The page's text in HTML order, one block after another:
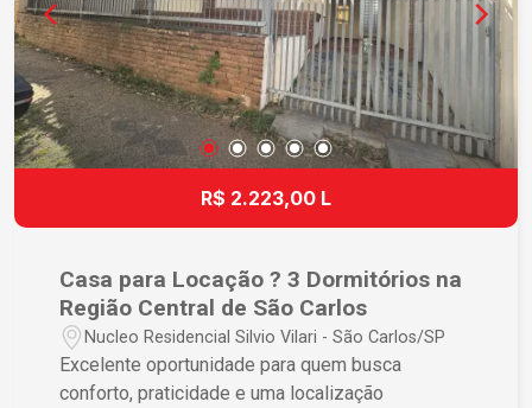
R$ 2.223,00 L
Casa para Locação ? 3 Dormitórios na
Região Central de São Carlos
Nucleo Residencial Silvio Vilari - São Carlos/SP
Excelente oportunidade para quem busca
conforto, praticidade e uma localização